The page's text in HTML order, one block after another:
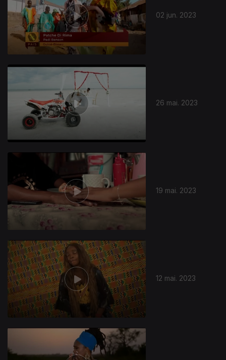
02 jun. 2023
26 mai. 2023
19 mai. 2023
12 mai. 2023
691578